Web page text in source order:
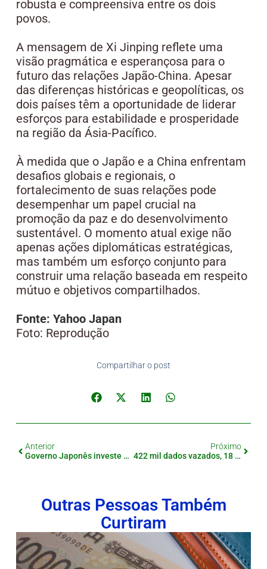
robusta e compreensiva entre os dois
povos.
A mensagem de Xi Jinping reflete uma
visão pragmática e esperançosa para o
futuro das relações Japão-China. Apesar
das diferenças históricas e geopolíticas, os
dois países têm a oportunidade de liderar
esforços para estabilidade e prosperidade
na região da Ásia-Pacífico.
À medida que o Japão e a China enfrentam
desafios globais e regionais, o
fortalecimento de suas relações pode
desempenhar um papel crucial na
promoção da paz e do desenvolvimento
sustentável. O momento atual exige não
apenas ações diplomáticas estratégicas,
mas também um esforço conjunto para
construir uma relação baseada em respeito
mútuo e objetivos compartilhados.
Fonte: Yahoo Japan
Foto: Reprodução
Compartilhar o post
Anterior
Governo Japonês investe 10 trilhões de ienes em IA e Semicondutores
Próximo
422 mil dados vazados, 18 empresas de seguro de vida envolvidas no Japão
Outras Pessoas Também
Curtiram